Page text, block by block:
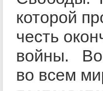
которой
честь
войны.
во всем